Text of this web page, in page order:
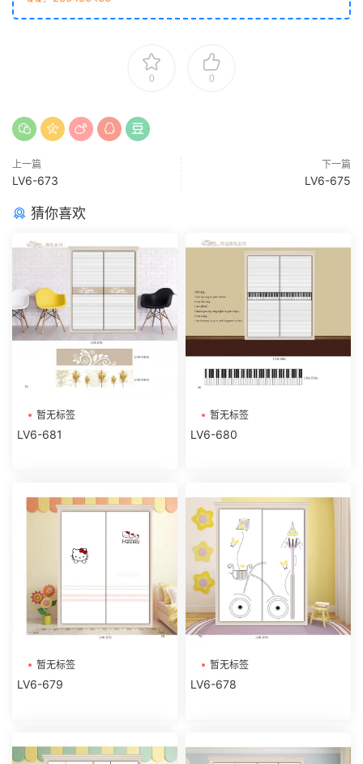
0 0
上一篇
LV6-673
下一篇
LV6-675
猜你喜欢
暂无标签
LV6-681
暂无标签
LV6-680
暂无标签
LV6-679
暂无标签
LV6-678